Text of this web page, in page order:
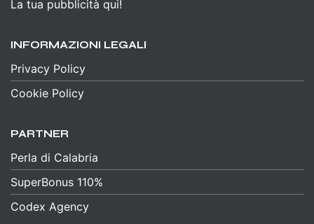
La tua pubblicità qui!
INFORMAZIONI LEGALI
Privacy Policy
Cookie Policy
PARTNER
Perla di Calabria
SuperBonus 110%
Codex Agency